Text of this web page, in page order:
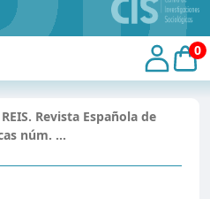
0
REIS. Revista Española de
núm. …